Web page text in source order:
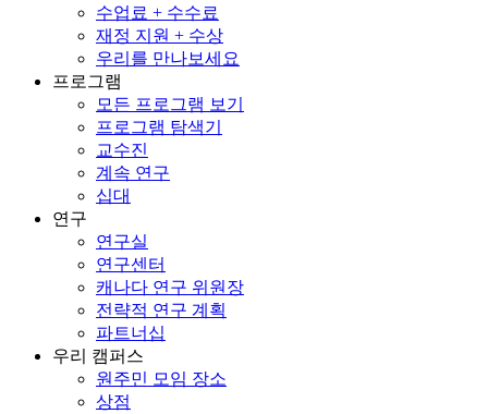
수업료 + 수수료
재정 지원 + 수상
우리를 만나보세요
프로그램
모든 프로그램 보기
프로그램 탐색기
교수진
계속 연구
십대
연구
연구실
연구센터
캐나다 연구 위원장
전략적 연구 계획
파트너십
우리 캠퍼스
원주민 모임 장소
상점